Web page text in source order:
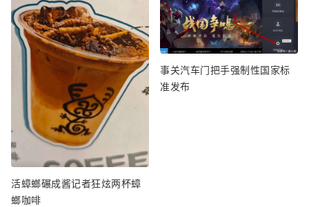
活蟑螂碾成酱记者狂炫两杯蟑
螂咖啡
事关汽车门把手强制性国家标
准发布